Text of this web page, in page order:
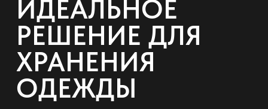
ИДЕАЛЬНОЕ
РЕШЕНИЕ ДЛЯ
ХРАНЕНИЯ
ОДЕЖДЫ